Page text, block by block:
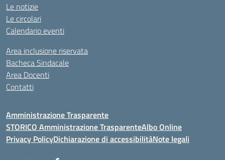
Le notizie
Le circolari
Calendario eventi
Area inclusione riservata
Bacheca Sindacale
Area Docenti
Contatti
Amministrazione Trasparente
STORICO Amministrazione TrasparenteAlbo Online
Privacy PolicyDichiarazione di accessibilitàNote legali